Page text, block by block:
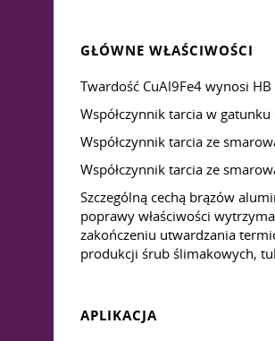
GŁÓWNE WŁAŚCIWOŚCI
Twardość CuAl9Fe4 wynosi
Współczynnik tarcia w gatunku
Współczynnik tarcia ze
Współczynnik tarcia ze
Szczególną cechą brązów
poprawy właściwości
zakończeniu utwardzania
produkcji śrub ślimakowych,
APLIKACJA